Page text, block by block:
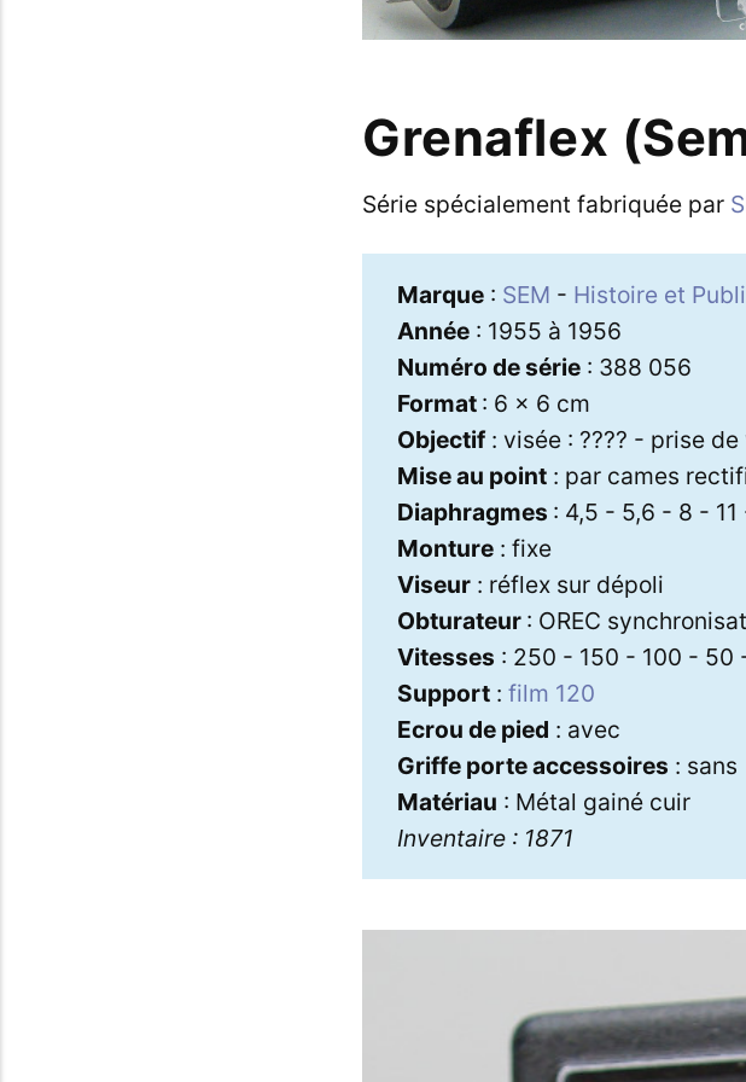
Grenaflex
Série spécialement fabriquée par
Marque: SEM - Histoire et
Année: 1955 à 1956
Numéro de série: 388 056
Format : 6 x 6 cm
Objectif: visée : ???? - prise de
Mise au point: par cames
Diaphragmes : 4,5 - 5,6 - 8 -
Monture: fixe
Viseur: réflex sur dépoli
Obturateur : OREC
Vitesses : 250 - 150 - 100 - 50
Support: film 120
Ecrou de pied : avec
Griffe porte accessoires : sans
Matériau : Métal gainé cuir
Inventaire : 1871